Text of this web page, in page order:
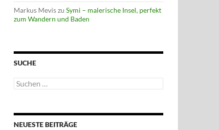
Markus Meviszu Symi – malerische Insel, perfekt
zum Wandern und Baden
SUCHE
Suchen
nach:
NEUESTE BEITRÄGE